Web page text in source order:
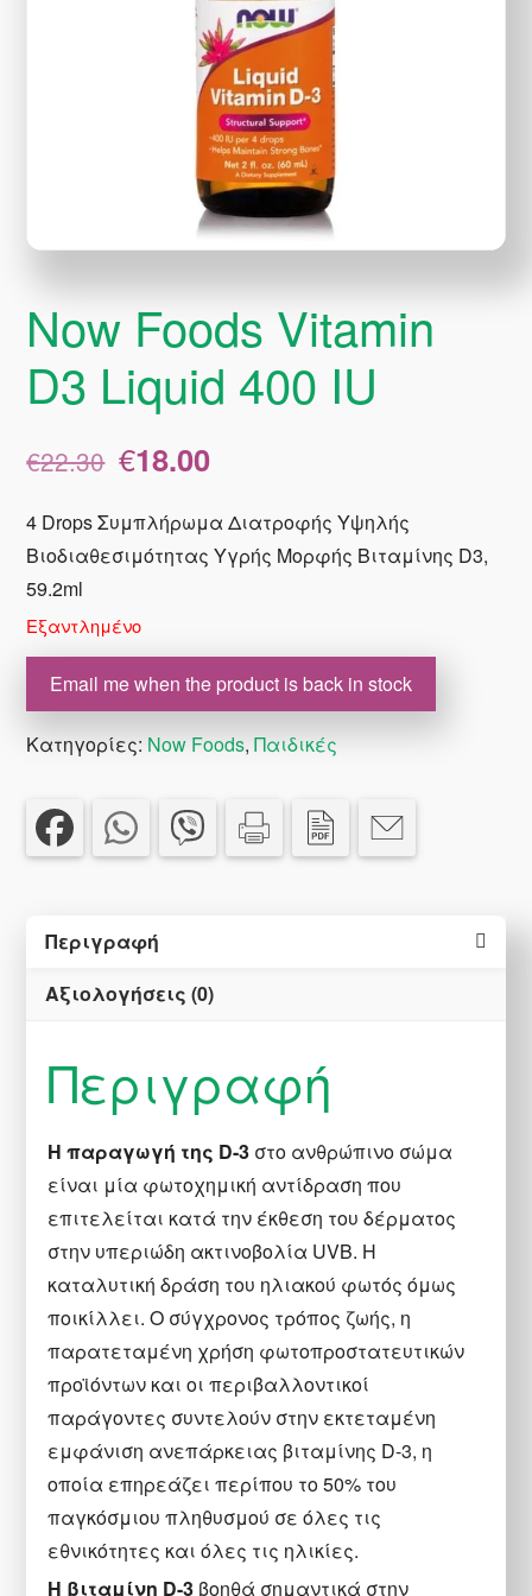
Now Foods Vitamin
D3 Liquid 400 IU
€22.30 Original
price
€22.30.
€18.00
είναι:
€18.00.
4 Drops Συμπλήρωμα Διατροφής Υψηλής
Βιοδιαθεσιμότητας Υγρής Μορφής Βιταμίνης D3,
59.2ml
Εξαντλημένο
Email me when the product is back in stock
Κατηγορίες: Now Foods,Παιδικές
Περιγραφή
Αξιολογήσεις (0)
Περιγραφή
H παραγωγή της D-3 στο ανθρώπινο σώμα
είναι μία φωτοχημική αντίδραση που
επιτελείται κατά την έκθεση του δέρματος
στην υπεριώδη ακτινοβολία UVB. H
καταλυτική δράση του ηλιακού φωτός όμως
ποικίλλει. Ο σύγχρονος τρόπος ζωής, η
παρατεταμένη χρήση φωτοπροστατευτικών
προϊόντων και οι περιβαλλοντικοί
παράγοντες συντελούν στην εκτεταμένη
εμφάνιση ανεπάρκειας βιταμίνης D-3, η
οποία επηρεάζει περίπου το 50% του
παγκόσμιου πληθυσμού σε όλες τις
εθνικότητες και όλες τις ηλικίες.
Η βιταμίνη D-3 βοηθά σημαντικά στην